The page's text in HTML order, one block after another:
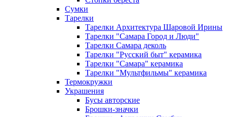
Сумки
Тарелки
Тарелки Архитектура Шаровой Ирины
Тарелки "Самара Город и Люди"
Тарелки Самара деколь
Тарелки "Русский быт" керамика
Тарелки "Самара" керамика
Тарелки "Мультфильмы" керамика
Термокружки
Украшения
Бусы авторские
Брошки-значки